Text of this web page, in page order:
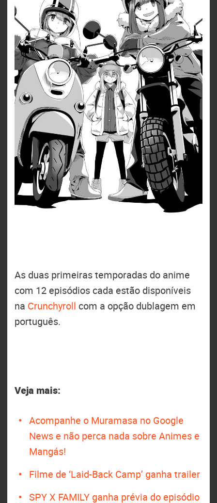
As duas primeiras temporadas do anime
com 12 episódios cada estão disponíveis
na Crunchyroll com a opção dublagem em
português.
Veja mais:
Acompanhe o Muramasa no Google
News e não perca nada sobre Animes e
Mangás!
Filme de ‘Laid-Back Camp’ ganha trailer
SPY X FAMILY ganha prévia do episódio